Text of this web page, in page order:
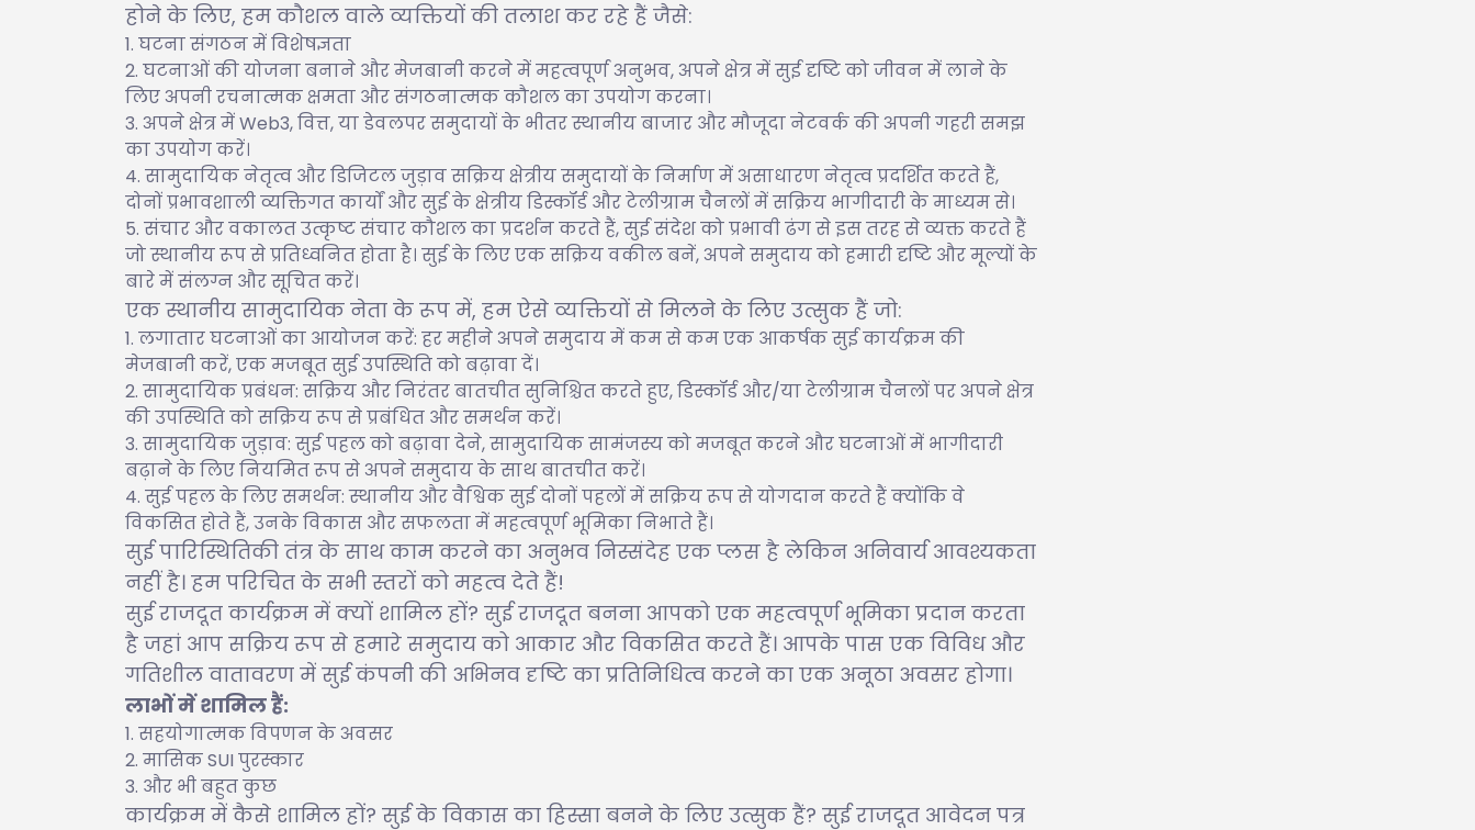
होने के लिए, हम कौशल वाले व्यक्तियों की तलाश कर रहे हैं जैसे:
घटना संगठन में विशेषज्ञता
घटनाओं की योजना बनाने और मेजबानी करने में महत्वपूर्ण अनुभव, अपने क्षेत्र में सुई दृष्टि को जीवन में लाने के
लिए अपनी रचनात्मक क्षमता और संगठनात्मक कौशल का उपयोग करना।
अपने क्षेत्र में Web3, वित्त, या डेवलपर समुदायों के भीतर स्थानीय बाजार और मौजूदा नेटवर्क की अपनी गहरी समझ
का उपयोग करें।
सामुदायिक नेतृत्व और डिजिटल जुड़ाव सक्रिय क्षेत्रीय समुदायों के निर्माण में असाधारण नेतृत्व प्रदर्शित करते हैं,
दोनों प्रभावशाली व्यक्तिगत कार्यों और सुई के क्षेत्रीय डिस्कॉर्ड और टेलीग्राम चैनलों में सक्रिय भागीदारी के माध्यम से।
संचार और वकालत उत्कृष्ट संचार कौशल का प्रदर्शन करते हैं, सुई संदेश को प्रभावी ढंग से इस तरह से व्यक्त करते हैं
जो स्थानीय रूप से प्रतिध्वनित होता है। सुई के लिए एक सक्रिय वकील बनें, अपने समुदाय को हमारी दृष्टि और मूल्यों के
बारे में संलग्न और सूचित करें।
एक स्थानीय सामुदायिक नेता के रूप में, हम ऐसे व्यक्तियों से मिलने के लिए उत्सुक हैं जो:
लगातार घटनाओं का आयोजन करें: हर महीने अपने समुदाय में कम से कम एक आकर्षक सुई कार्यक्रम की
मेजबानी करें, एक मजबूत सुई उपस्थिति को बढ़ावा दें।
सामुदायिक प्रबंधन: सक्रिय और निरंतर बातचीत सुनिश्चित करते हुए, डिस्कॉर्ड और/या टेलीग्राम चैनलों पर अपने क्षेत्र
की उपस्थिति को सक्रिय रूप से प्रबंधित और समर्थन करें।
सामुदायिक जुड़ाव: सुई पहल को बढ़ावा देने, सामुदायिक सामंजस्य को मजबूत करने और घटनाओं में भागीदारी
बढ़ाने के लिए नियमित रूप से अपने समुदाय के साथ बातचीत करें।
सुई पहल के लिए समर्थन: स्थानीय और वैश्विक सुई दोनों पहलों में सक्रिय रूप से योगदान करते हैं क्योंकि वे
विकसित होते हैं, उनके विकास और सफलता में महत्वपूर्ण भूमिका निभाते हैं।
सुई पारिस्थितिकी तंत्र के साथ काम करने का अनुभव निस्संदेह एक प्लस है लेकिन अनिवार्य आवश्यकता
नहीं है। हम परिचित के सभी स्तरों को महत्व देते हैं!
सुई राजदूत कार्यक्रम में क्यों शामिल हों? सुई राजदूत बनना आपको एक महत्वपूर्ण भूमिका प्रदान करता
है जहां आप सक्रिय रूप से हमारे समुदाय को आकार और विकसित करते हैं। आपके पास एक विविध और
गतिशील वातावरण में सुई कंपनी की अभिनव दृष्टि का प्रतिनिधित्व करने का एक अनूठा अवसर होगा।
लाभों में शामिल हैं:
सहयोगात्मक विपणन के अवसर
मासिक SUI पुरस्कार
और भी बहुत कुछ
कार्यक्रम में कैसे शामिल हों? सुई के विकास का हिस्सा बनने के लिए उत्सुक हैं? सुई राजदूत आवेदन पत्र